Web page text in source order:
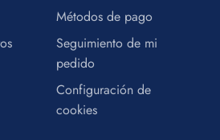
Métodos de pago
Seguimiento de mi
pedido
Configuración de
cookies